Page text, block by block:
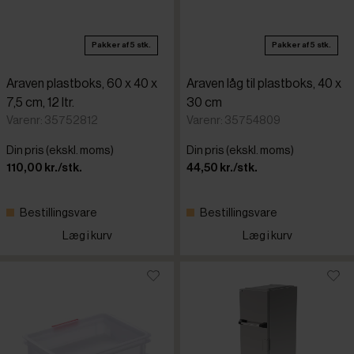
Pakker af 5 stk.
Araven plastboks, 60 x 40 x
7,5 cm, 12 ltr.
Varenr: 35752812
Din pris (ekskl. moms)
110,00 kr./stk.
Bestillingsvare
Læg i kurv
Pakker af 5 stk.
Araven låg til plastboks, 40 x
30 cm
Varenr: 35754809
Din pris (ekskl. moms)
44,50 kr./stk.
Bestillingsvare
Læg i kurv